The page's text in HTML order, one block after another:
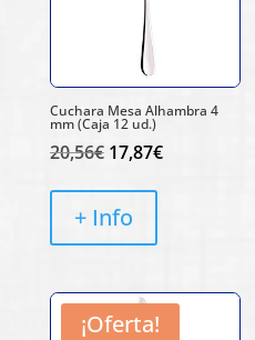
Cuchara Mesa Alhambra 4
mm (Caja 12 ud.)
20,56€ El
original
era:
17,87€El
+ Info
¡Oferta!